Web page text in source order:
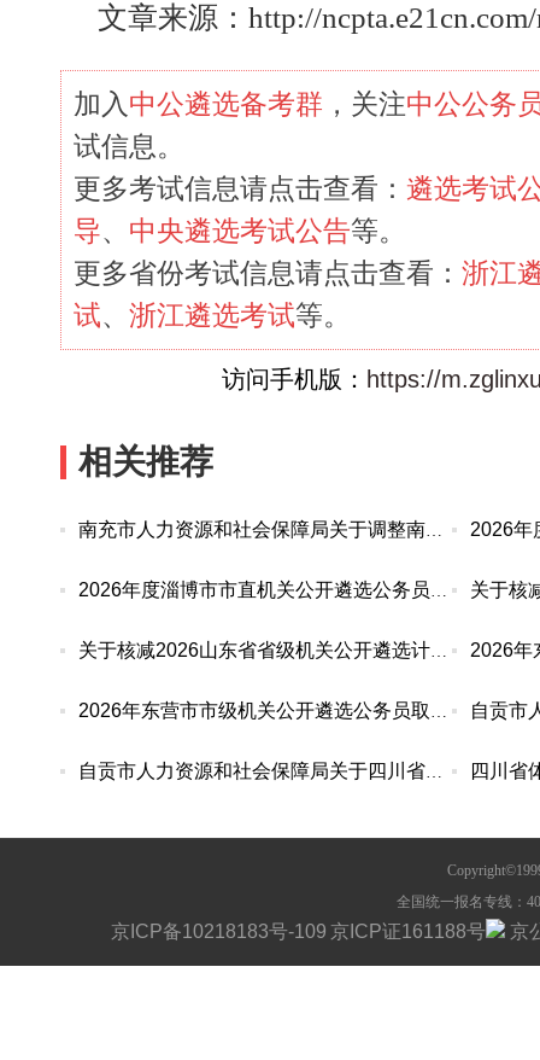
文章来源：http://
加入 中公遴选备考群 ，关注中公公务
试信息。
更多考试信息请点击查看： 遴选考试
导、 中央遴选考试公告等。
更多省份考试信息请点击查看： 浙江
试、 浙江遴选考试等。
访问手机版： https://
相关推荐
南充市人力资源和社会保障局关于调整南充市事业单
2026年度淄博市市直机关公开遴选公务员报名阶段遴
关于核减2026山东省省级机关公开遴选计划的公告
2026年东营市市级机关公开遴选公务员取消职位公告
自贡市人力资源和社会保障局关于四川省自贡市所属
全国统一报名专线：
京ICP备10218183号-109 京ICP证161188号 京